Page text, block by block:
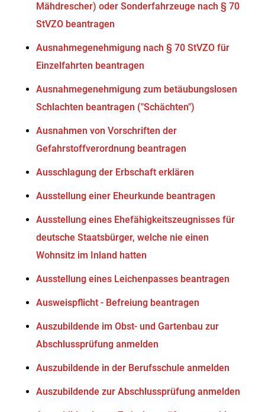
Mähdrescher) oder Sonderfahrzeuge nach § 70
StVZO beantragen
Ausnahmegenehmigung nach § 70 StVZO für
Einzelfahrten beantragen
Ausnahmegenehmigung zum betäubungslosen
Schlachten beantragen ("Schächten")
Ausnahmen von Vorschriften der
Gefahrstoffverordnung beantragen
Ausschlagung der Erbschaft erklären
Ausstellung einer Eheurkunde beantragen
Ausstellung eines Ehefähigkeitszeugnisses für
deutsche Staatsbürger, welche nie einen
Wohnsitz im Inland hatten
Ausstellung eines Leichenpasses beantragen
Ausweispflicht - Befreiung beantragen
Auszubildende im Obst- und Gartenbau zur
Abschlussprüfung anmelden
Auszubildende in der Berufsschule anmelden
Auszubildende zur Abschlussprüfung anmelden